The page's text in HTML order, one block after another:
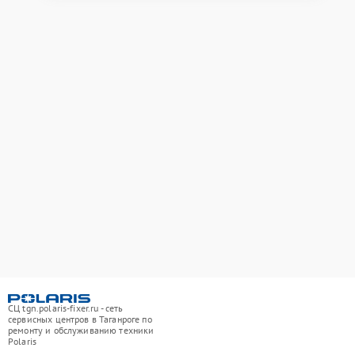
СЦ tgn.polaris-fixer.ru - сеть
сервисных центров в Таганроге по
ремонту и обслуживанию техники
Polaris